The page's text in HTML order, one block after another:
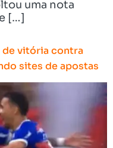
uma nota
[…]
de vitória contra
sites de apostas